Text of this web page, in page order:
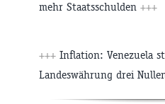
mehr Staatsschulden +++
+++ Inflation: Venezuela
Landeswährung drei